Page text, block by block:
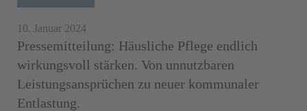
10. Januar 2024
Pressemitteilung: Häusliche Pflege endlich
wirkungsvoll stärken. Von unnutzbaren
Leistungsansprüchen zu neuer kommunaler
Entlastung.